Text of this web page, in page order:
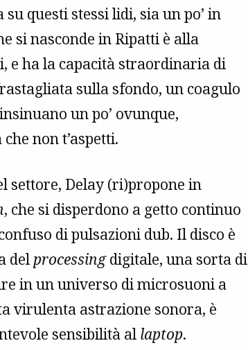
questi stessi lidi, sia un po’ in
si nasconde in Ripatti è alla
e ha la capacità straordinaria di
sulla sfondo, un coagulo
un po’ ovunque,
non t’aspetti.
settore, Delay (ri)propone in
, che si disperdono a getto continuo
di pulsazioni dub. Il disco è
del processingdigitale, una sorta di
in un universo di microsuoni a
virulenta astrazione sonora, è
sensibilità al laptop.